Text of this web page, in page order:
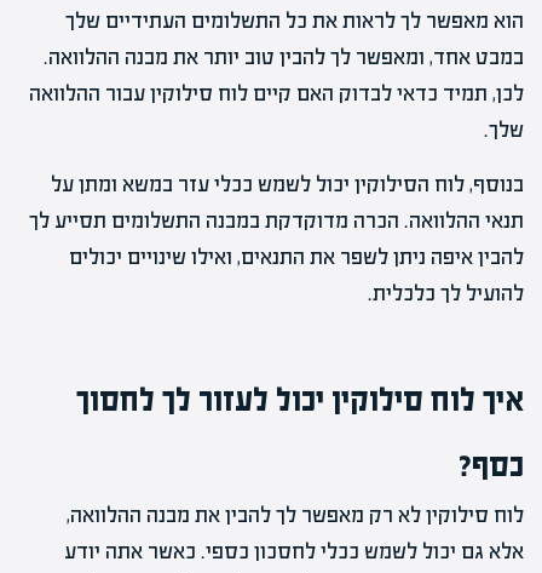
הוא מאפשר לך לראות את כל התשלומים העתידיים שלך
במבט אחד, ומאפשר לך להבין טוב יותר את מבנה ההלוואה.
לכן, תמיד כדאי לבדוק האם קיים לוח סילוקין עבור ההלוואה
שלך.
בנוסף, לוח הסילוקין יכול לשמש ככלי עזר במשא ומתן על
תנאי ההלוואה. הכרה מדוקדקת במבנה התשלומים תסייע לך
להבין איפה ניתן לשפר את התנאים, ואילו שינויים יכולים
להועיל לך כלכלית.
איך לוח סילוקין יכול לעזור לך לחסוך
כסף?
לוח סילוקין לא רק מאפשר לך להבין את מבנה ההלוואה,
אלא גם יכול לשמש ככלי לחסכון כספי. כאשר אתה יודע